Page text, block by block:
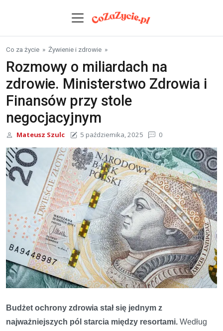
Co za życie » Żywienie i zdrowie »
Rozmowy o miliardach na
zdrowie. Ministerstwo Zdrowia i
Finansów przy stole
negocjacyjnym
Mateusz Szulc 5 października, 2025 0
Budżet ochrony zdrowia stał się jednym z
najważniejszych pól starcia między resortami. Według